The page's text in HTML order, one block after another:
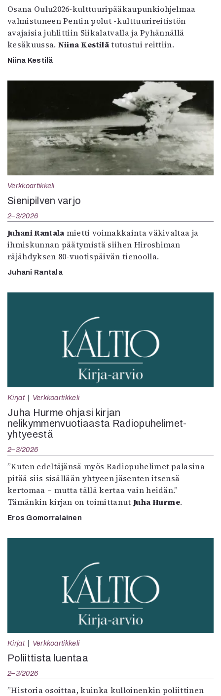
Osana Oulu2026-kulttuuripääkaupunkiohjelmaa
valmistuneen Pentin polut -kulttuurireitistön
avajaisia juhlittiin Siikalatvalla ja Pyhännällä
kesäkuussa. Niina Kestilätutustui reittiin.
Niina Kestilä
Verkkoartikkeli
Sienipilven varjo
2–3/2026
Juhani Rantala mietti voimakkainta väkivaltaa ja
ihmiskunnan päätymistä siihen Hiroshiman
räjähdyksen 80-vuotispäivän tienoolla.
Juhani Rantala
Kirjat Verkkoartikkeli
Juha Hurme ohjasi kirjan
nelikymmenvuotiaasta Radiopuhelimet-
yhtyeestä
2–3/2026
”Kuten edeltäjänsä myös Radiopuhelimet palasina
pitää siis sisällään yhtyeen jäsenten itsensä
kertomaa – mutta tällä kertaa vain heidän.”
Tämänkin kirjan on toimittanut Juha Hurme.
Eros Gomorralainen
Kirjat Verkkoartikkeli
Poliittista luentaa
2–3/2026
”Historia osoittaa, kuinka kulloinenkin poliittinen